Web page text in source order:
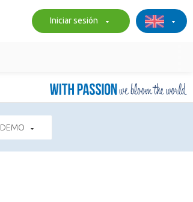
Iniciar sesión
DEMO